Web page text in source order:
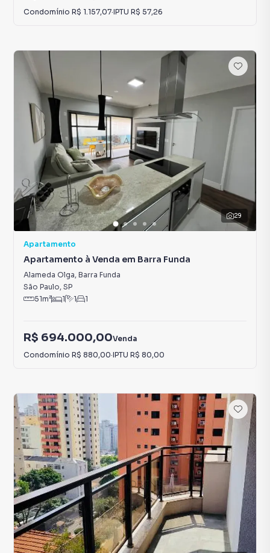
Condomínio R$ 1.157,07·IPTU R$ 57,26
29
Apartamento
Apartamento à Venda em Barra Funda
Alameda Olga, Barra Funda
São Paulo, SP
51m² 1 1 1
R$ 694.000,00Venda
Condomínio R$ 880,00·IPTU R$ 80,00